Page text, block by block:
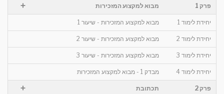
פרק 1 מבוא למקצוע המזכירות +
יחידת לימוד 1 מבוא למקצוע המזכירות - שיעור 1
יחידת לימוד 2 מבוא למקצוע המזכירות - שיעור 2
יחידת לימוד 3 מבוא למקצוע המזכירות - שיעור 3
יחידת לימוד 4 מבדק 1 - מבוא למקצוע המזכירות
פרק 2 תכתובת +